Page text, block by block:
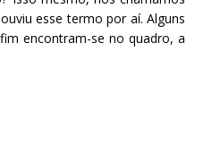
esse termo por aí. Alguns
encontram-se no quadro, a